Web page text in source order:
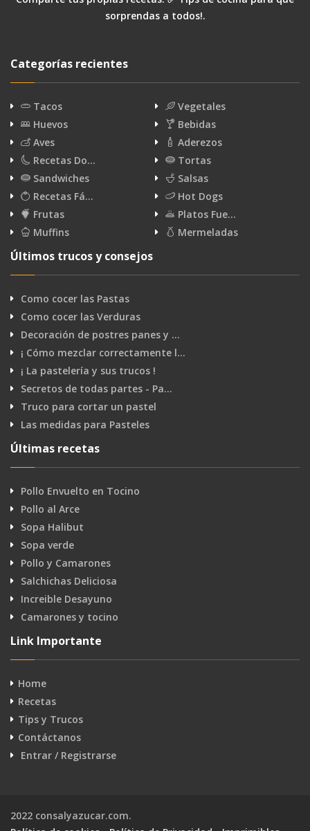
sorprendas a todos!.
Categorías recientes
Tacos
Vegetales
Huevos
Bebidas
Aves
Aderezos
Recetas Do…
Tortas
Sandwiches
Salsas
Recetas Fá…
Hot Dogs
Frutas
Platos Fue…
Muffins
Mermeladas
Últimos trucos y consejos
Como cocer las Pastas
Como cocer las Verduras
Decoración de postres panes y …
¡ Cómo mezclar correctamente l…
¡ La pastelería y sus trucos !
Secretos de todas partes - Pa…
Truco para cortar un pastel
Las medidas para Pasteles
Últimas recetas
Pollo Envuelto en Tocino
Pollo al Arce
Sopa Halibut
Sopa verde
Pollo y Camarones
Salchichas Deliciosa
Increible Desayuno
Camarones y tocino
Link Importante
Home
Recetas
Tips y Trucos
Contáctanos
Entrar / Registrarse
2022 consalyazucar.com.